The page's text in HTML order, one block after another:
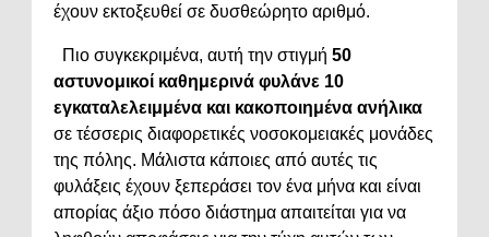
έχουν εκτοξευθεί σε δυσθεώρητο αριθμό.
Πιο συγκεκριμένα, αυτή την στιγμή 50
αστυνομικοί καθημερινά φυλάνε 10
εγκαταλελειμμένα και κακοποιημένα ανήλικα
σε τέσσερις διαφορετικές νοσοκομειακές μονάδες
της πόλης. Μάλιστα κάποιες από αυτές τις
φυλάξεις έχουν ξεπεράσει τον ένα μήνα και είναι
απορίας άξιο πόσο διάστημα απαιτείται για να